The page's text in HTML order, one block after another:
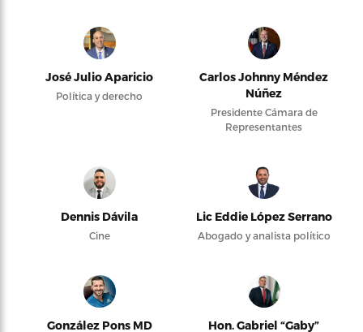
José Julio Aparicio
Política y derecho
Carlos Johnny Méndez
Núñez
Presidente Cámara de
Representantes
Dennis Dávila
Cine
Lic Eddie López Serrano
Abogado y analista político
González Pons MD
Hon. Gabriel “Gaby”